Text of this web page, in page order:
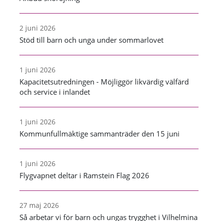
2 juni 2026
Stöd till barn och unga under sommarlovet
1 juni 2026
Kapacitetsutredningen - Möjliggör likvärdig välfärd
och service i inlandet
1 juni 2026
Kommunfullmäktige sammanträder den 15 juni
1 juni 2026
Flygvapnet deltar i Ramstein Flag 2026
27 maj 2026
Så arbetar vi för barn och ungas trygghet i Vilhelmina